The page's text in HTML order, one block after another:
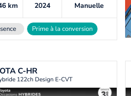
km 2024 Manuelle
Prime à la conversion
C-HR
122ch Design E-CVT